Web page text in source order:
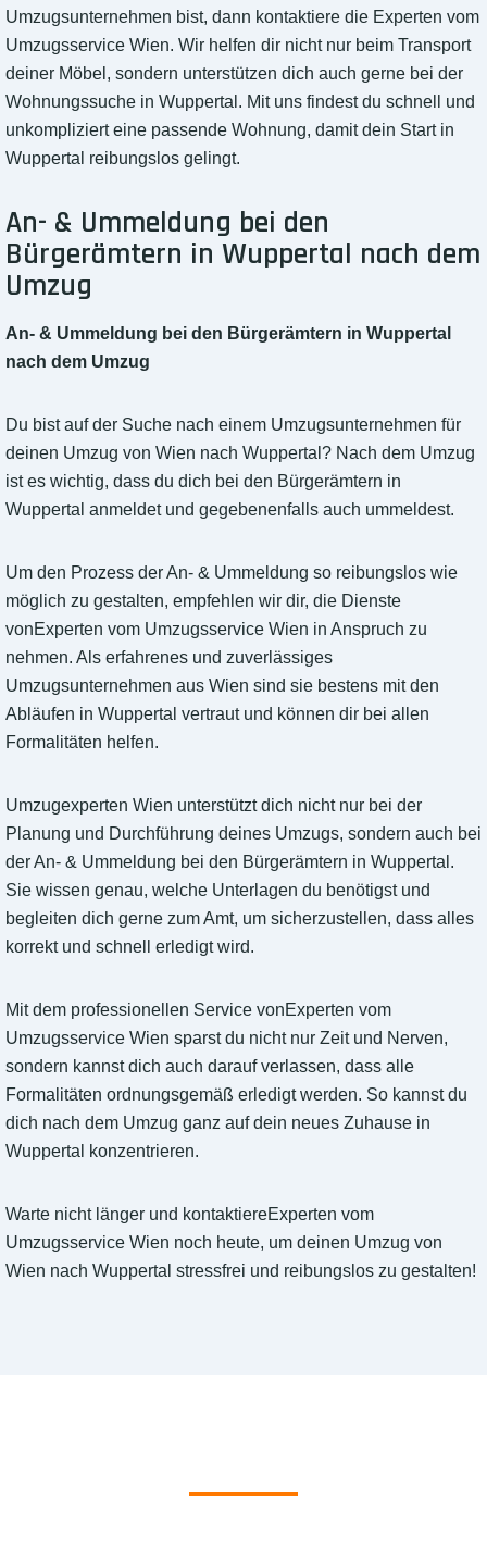
Umzugsunternehmen bist, dann kontaktiere die Experten vom
Umzugsservice Wien. Wir helfen dir nicht nur beim Transport
deiner Möbel, sondern unterstützen dich auch gerne bei der
Wohnungssuche in Wuppertal. Mit uns findest du schnell und
unkompliziert eine passende Wohnung, damit dein Start in
Wuppertal reibungslos gelingt.
An- & Ummeldung bei den
Bürgerämtern in Wuppertal nach dem
Umzug
An- & Ummeldung bei den Bürgerämtern in Wuppertal
nach dem Umzug
Du bist auf der Suche nach einem Umzugsunternehmen für
deinen Umzug von Wien nach Wuppertal? Nach dem Umzug
ist es wichtig, dass du dich bei den Bürgerämtern in
Wuppertal anmeldet und gegebenenfalls auch ummeldest.
Um den Prozess der An- & Ummeldung so reibungslos wie
möglich zu gestalten, empfehlen wir dir, die Dienste
vonExperten vom Umzugsservice Wien in Anspruch zu
nehmen. Als erfahrenes und zuverlässiges
Umzugsunternehmen aus Wien sind sie bestens mit den
Abläufen in Wuppertal vertraut und können dir bei allen
Formalitäten helfen.
Umzugexperten Wien unterstützt dich nicht nur bei der
Planung und Durchführung deines Umzugs, sondern auch bei
der An- & Ummeldung bei den Bürgerämtern in Wuppertal.
Sie wissen genau, welche Unterlagen du benötigst und
begleiten dich gerne zum Amt, um sicherzustellen, dass alles
korrekt und schnell erledigt wird.
Mit dem professionellen Service vonExperten vom
Umzugsservice Wien sparst du nicht nur Zeit und Nerven,
sondern kannst dich auch darauf verlassen, dass alle
Formalitäten ordnungsgemäß erledigt werden. So kannst du
dich nach dem Umzug ganz auf dein neues Zuhause in
Wuppertal konzentrieren.
Warte nicht länger und kontaktiereExperten vom
Umzugsservice Wien noch heute, um deinen Umzug von
Wien nach Wuppertal stressfrei und reibungslos zu gestalten!